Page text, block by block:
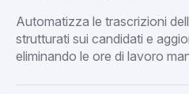
Automatizza le trascrizioni
strutturati sui candidati e
eliminando le ore di lavoro